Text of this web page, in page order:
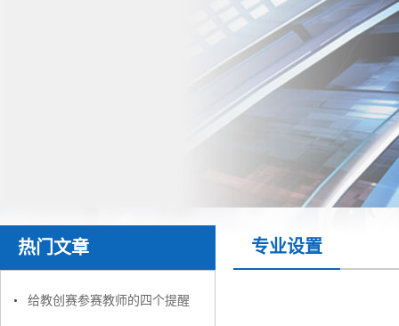
热门文章
给教创赛参赛教师的四个提醒
专业设置